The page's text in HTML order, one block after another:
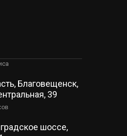
Благовещенск,
39
шоссе,